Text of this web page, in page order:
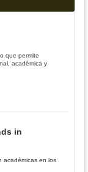
que permite
académica y
in
académicas en los